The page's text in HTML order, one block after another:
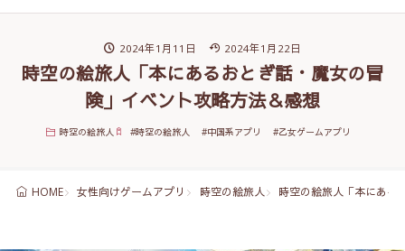
2024年1月11日 2024年1月22日
時空の絵旅人「本にあるおとぎ話・魔女の冒
険」イベント攻略方法＆感想
時空の絵旅人 #時空の絵旅人 #中国系アプリ #乙女ゲームアプリ
HOME 女性向けゲームアプリ 時空の絵旅人 時空の絵旅人「本にある